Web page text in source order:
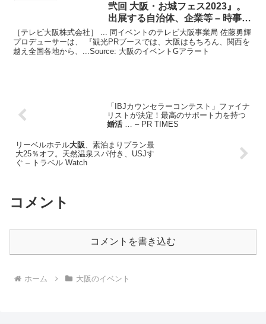
弐回 大阪 ・お城フェス2023』。
出展する自治体、企業等 – 時事通
信
［テレビ大阪株式会社］ ... 同イベントのテレビ大阪事業局 佐藤勇輝
プロデューサーは、 『観光PRブースでは、大阪はもちろん、関西を
越え全国各地から、...Source: 大阪のイベントGアラート
「IBJカウンセラーコンテスト」ファイナ
リストが決定！最高のサポート力を持つ
婚活… – PR TIMES
リーベルホテル大阪 、素泊まりプラン最
大25％オフ。天然温泉スパ付き、USJす
ぐ – トラベル Watch
コメント
コメントを書き込む
ホーム 大阪のイベント